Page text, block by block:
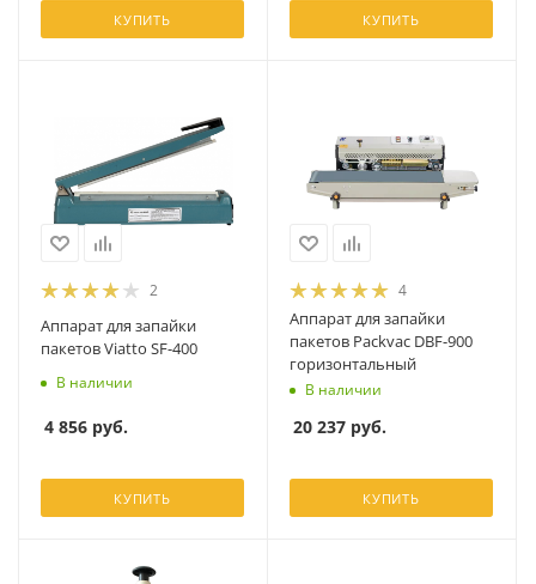
КУПИТЬ КУПИТЬ
2
Аппарат для запайки
пакетов Viatto SF-400
В наличии
4 856 руб.
КУПИТЬ
4
Аппарат для запайки
пакетов Packvac DBF-900
горизонтальный
В наличии
20 237 руб.
КУПИТЬ